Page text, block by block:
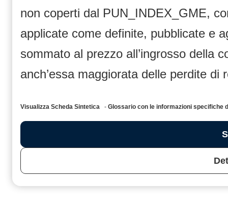
non coperti dal PUN_INDEX_GME,
applicate come definite, pubblicate e
sommato al prezzo all’ingrosso della
anch’essa maggiorata delle perdite di
Visualizza Scheda Sintetica - Glossario con le informazioni